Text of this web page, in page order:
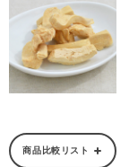
商品比較リスト